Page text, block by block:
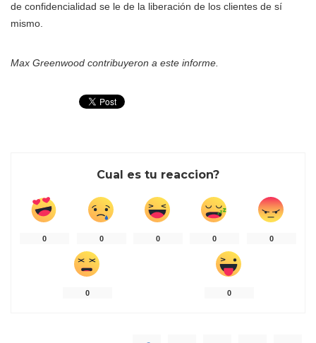
de confidencialidad se le de la liberación de los clientes de sí
mismo.
Max Greenwood contribuyeron a este informe.
Cual es tu reaccion?
0 0 0 0 0
0 0